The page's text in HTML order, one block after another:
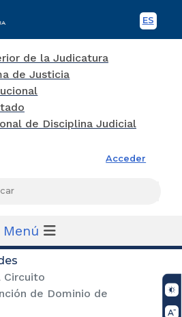
ES
Acceder
Menú
Circuito
de Dominio de